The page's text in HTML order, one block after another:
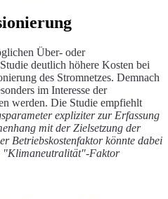
Über- oder
deutlich höhere Kosten bei
des Stromnetzes. Demnach
im Interesse der
werden. Die Studie empfiehlt
expliziter zur Erfassung
mit der Zielsetzung der
Betriebskostenfaktor könnte dabei
"Klimaneutralität"-Faktor